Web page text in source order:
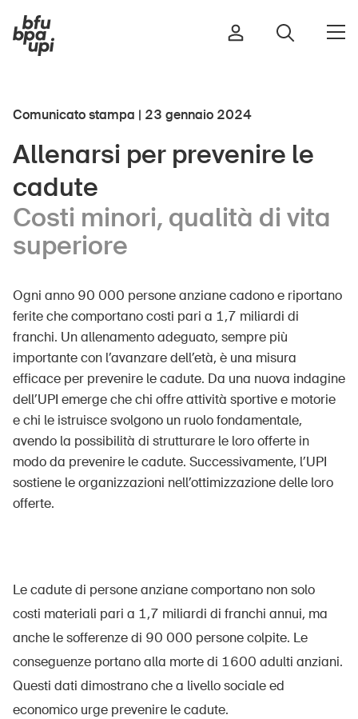
Sport e attività fisica
Casa e giardino
Edifici e impianti
Anziani
Imprese
UPI – chi siamo
Media
Politica
Ordinare & scaricare materiali
Corsi ed eventi
Comunicato stampa | 23 gennaio 2024
Allenarsi per prevenire le
cadute
Costi minori, qualità di vita
superiore
Ogni anno 90 000 persone anziane cadono e riportano
ferite che comportano costi pari a 1,7 miliardi di
franchi. Un allenamento adeguato, sempre più
importante con l’avanzare dell’età, è una misura
efficace per prevenire le cadute. Da una nuova indagine
dell’UPI emerge che chi offre attività sportive e motorie
e chi le istruisce svolgono un ruolo fondamentale,
avendo la possibilità di strutturare le loro offerte in
modo da prevenire le cadute. Successivamente, l’UPI
sostiene le organizzazioni nell’ottimizzazione delle loro
offerte.
Le cadute di persone anziane comportano non solo
costi materiali pari a 1,7 miliardi di franchi annui, ma
anche le sofferenze di 90 000 persone colpite. Le
conseguenze portano alla morte di 1600 adulti anziani.
Questi dati dimostrano che a livello sociale ed
economico urge prevenire le cadute.